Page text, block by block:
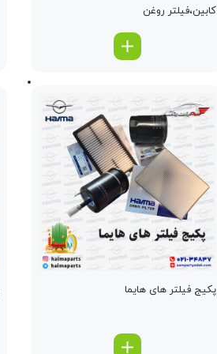
کابین،فیلتر روغن
پکیج فیلتر های هایما